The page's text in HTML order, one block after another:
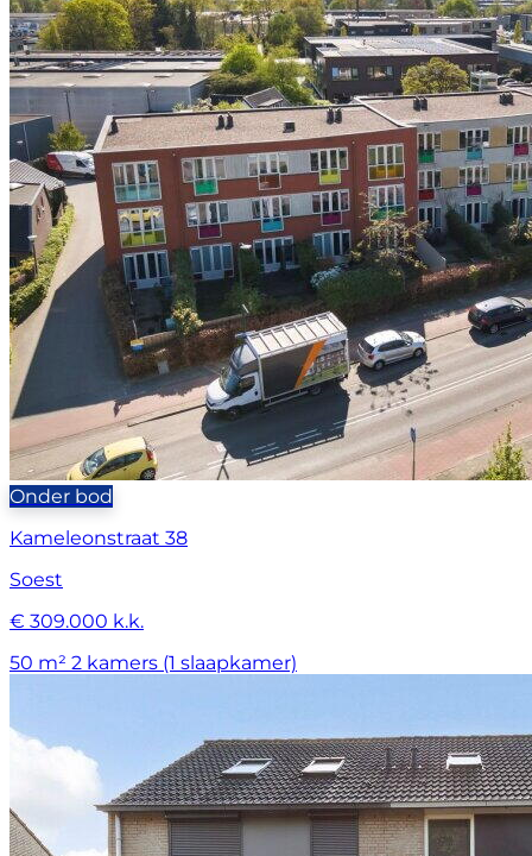
Onder bod
Kameleonstraat 38
Soest
€ 309.000 k.k.
50 m² 2 kamers (1 slaapkamer)